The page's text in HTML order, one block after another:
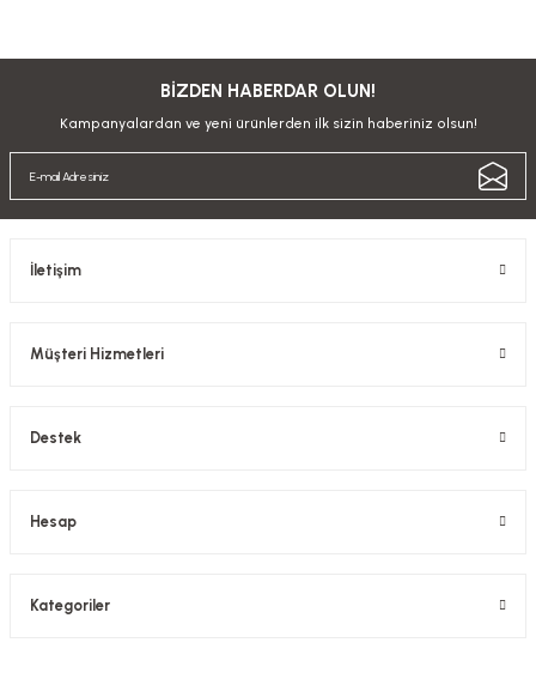
BİZDEN HABERDAR OLUN!
Kampanyalardan ve yeni ürünlerden ilk sizin haberiniz olsun!
İletişim
Müşteri Hizmetleri
Destek
Hesap
Kategoriler